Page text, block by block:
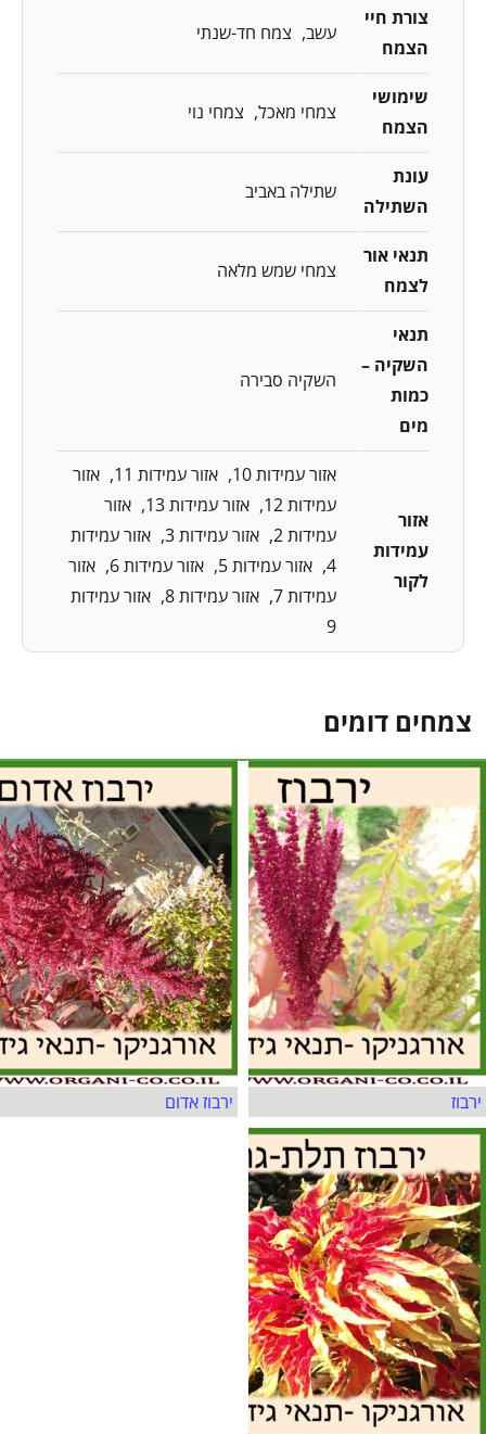
צורת חיי
הצמח
עשב צמח חד-שנתי
שימושי
הצמח
צמחי מאכל צמחי נוי
עונת
השתילה
שתילה באביב
תנאי אור
לצמח
צמחי שמש מלאה
תנאי
השקיה –
כמות
מים
השקיה סבירה
אזור
עמידות
לקור
אזור עמידות 10 אזור עמידות 11
אזור
עמידות 12
אזור עמידות 13
אזור
עמידות 2
אזור עמידות 3
אזור עמידות
4 אזור עמידות 5 אזור עמידות 6
אזור
עמידות 7
אזור עמידות 8
אזור עמידות
9
צמחים דומים
ירבוז ירבוז אדום